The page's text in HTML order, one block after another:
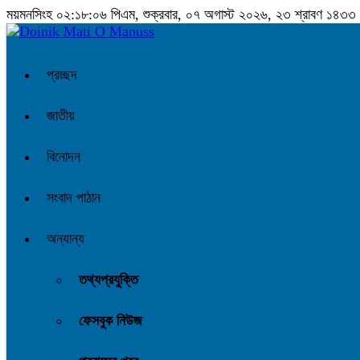
ময়মনসিংহ ০২:১৮:০৭ পিএম, শুক্রবার, ০৭ অগাস্ট ২০২৬, ২৩ শ্রাবণ ১৪৩৩
প্রচ্ছদ
জাতীয়
বিনোদন
সংবাদ পাঠান
অন্যান্য
তথ্যপ্রযুক্তি
ফেসবুক নিউজ